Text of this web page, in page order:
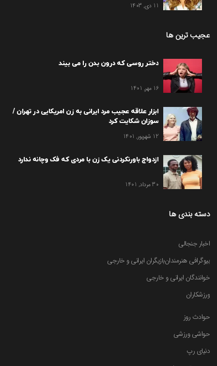
11 دی, 1403
عجیب ترین ها
دختر روسی که درون بدن را می بیند
16 مهر, 1401
ابزار علاقه عجیب مرد ایرانی به زن امریکایی در تهران /
سوزان شکایت کرد
12 شهریور, 1401
ازدواج باورنکردنی یک زن با مردی که فک وچانه ندارد
30 مرداد, 1401
دسته بندی ها
اخبار جنجالی
بیوگرافی هنرمندانبازیگران ایرانی و خارجی
خوانندگان ایرانی و خارجی
ورزشکاران
حوادث روز
حواشی ورزشی
دنیای رپ